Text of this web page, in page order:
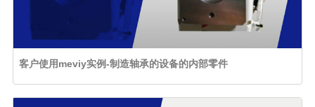
客户使用meviy实例-制造轴承的设备的内部零件